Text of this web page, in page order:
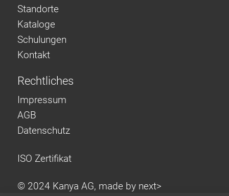
Standorte
Kataloge
Schulungen
Kontakt
Rechtliches
Impressum
AGB
Datenschutz
ISO Zertifikat
© 2024 Kanya AG, made by next>